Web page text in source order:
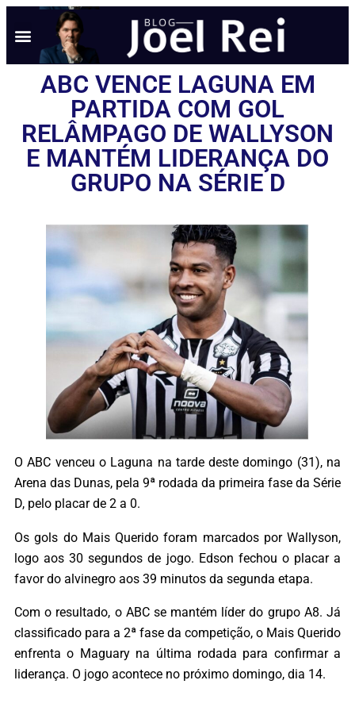
ABC VENCE LAGUNA EM
PARTIDA COM GOL
RELÂMPAGO DE WALLYSON
E MANTÉM LIDERANÇA DO
GRUPO NA SÉRIE D
O ABC venceu o Laguna na tarde deste domingo (31), na
Arena das Dunas, pela 9ª rodada da primeira fase da Série
D, pelo placar de 2 a 0.
Os gols do Mais Querido foram marcados por Wallyson,
logo aos 30 segundos de jogo. Edson fechou o placar a
favor do alvinegro aos 39 minutos da segunda etapa.
Com o resultado, o ABC se mantém líder do grupo A8. Já
classificado para a 2ª fase da competição, o Mais Querido
enfrenta o Maguary na última rodada para confirmar a
liderança. O jogo acontece no próximo domingo, dia 14.